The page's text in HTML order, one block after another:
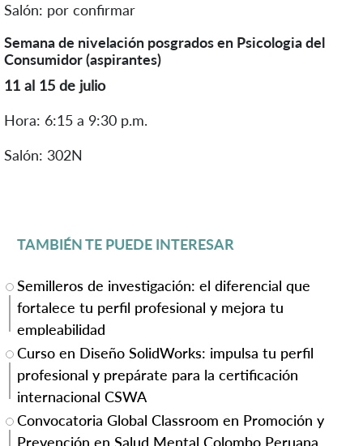
Salón: por confirmar
Semana de nivelación posgrados en Psicologia del
Consumidor (aspirantes)
11 al 15 de julio
Hora: 6:15 a 9:30 p.m.
Salón: 302N
TAMBIÉN TE PUEDE INTERESAR
Semilleros de investigación: el diferencial que
fortalece tu perfil profesional y mejora tu
empleabilidad
Curso en Diseño SolidWorks: impulsa tu perfil
profesional y prepárate para la certificación
internacional CSWA
Convocatoria Global Classroom en Promoción y
Prevención en Salud Mental Colombo Peruana